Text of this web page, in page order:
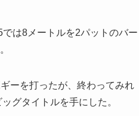
は8メートルを2パットのバー
ーを打ったが、終わってみれ
グタイトルを手にした。